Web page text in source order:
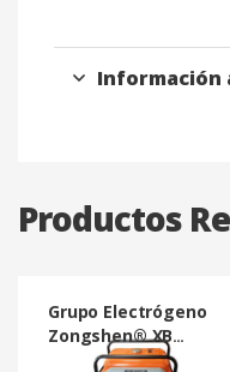
Información
Productos
Grupo Electrógeno
Zongshen® XB
12000 10 KVA